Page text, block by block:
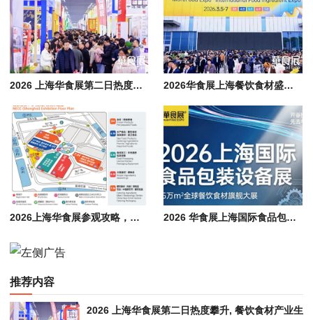
2026 上海华食展第二日热度攀升, 餐饮食材产业生态融合释放发展新动能 2026华食展上海餐饮食材盛会启幕，聚力激活食品餐饮产业新动能
2026上海华食展参观攻略，观众门票+展馆图+赛事活动+交通路线【收藏】 2026 华食展上海国际食品包装设备展会，赋能食品加工包装产业升级
推荐内容
2026 上海华食展第二日热度攀升, 餐饮食材产业生